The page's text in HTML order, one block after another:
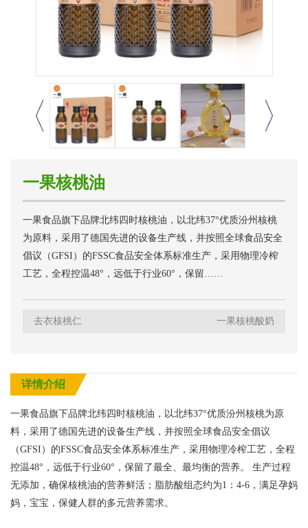
一果核桃油
一果食品旗下品牌北纬四时核桃油，以北纬37°优质汾州核桃
为原料，采用了德国先进的设备生产线，并按照全球食品安全
倡议（GFSI）的FSSC食品安全体系标准生产，采用物理冷榨
工艺，全程控温48°，远低于行业60°，保留……
去衣核桃仁 一果核桃酸奶
详情介绍
一果食品旗下品牌北纬四时核桃油，以北纬37°优质汾州核桃为原
料，采用了德国先进的设备生产线，并按照全球食品安全倡议
（GFSI）的FSSC食品安全体系标准生产，采用物理冷榨工艺，全程
控温48°，远低于行业60°，保留了最全、最均衡的营养。 生产过程
无添加，确保核桃油的营养鲜活；脂肪酸组态约为1：4-6，满足孕妈
妈，宝宝，保健人群的多元营养需求。